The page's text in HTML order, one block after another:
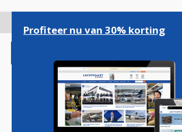
gaan
Profiteer nu van 30% korting